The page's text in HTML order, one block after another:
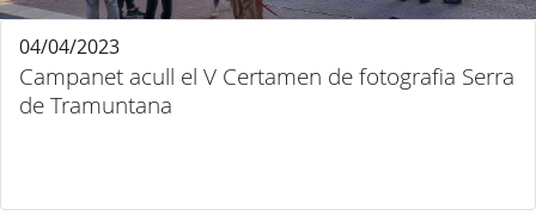
Campanet acull el V Certamen de fotografia Serra
de Tramuntana
04/04/2023